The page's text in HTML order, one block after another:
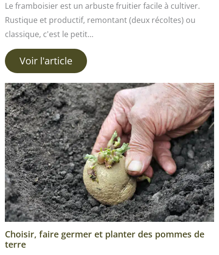
Le framboisier est un arbuste fruitier facile à cultiver.
Rustique et productif, remontant (deux récoltes) ou
classique, c'est le petit…
Voir l'article
Choisir, faire germer et planter des pommes de
terre